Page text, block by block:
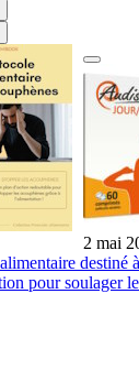
2 mai
destiné
pour soulager